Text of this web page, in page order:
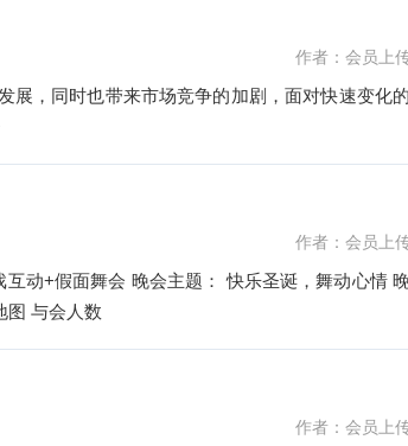
作者：会员上
展，同时也带来市场竞争的加剧，面对快速变化的
作者：会员上
动+假面舞会 晚会主题： 快乐圣诞，舞动心情
图 与会人数
作者：会员上